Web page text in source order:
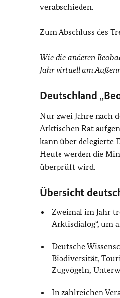
verabschieden.
Zum Abschluss des
Wie die anderen
Jahr virtuell am
Deutschland
Nur zwei Jahre nach
Arktischen Rat
kann über delegierte
Heute werden die
überprüft wird.
Übersicht
Zweimal im Jahr
Arktisdialog“, um
Deutsche
Biodiversität,
Zugvögeln,
In zahlreichen